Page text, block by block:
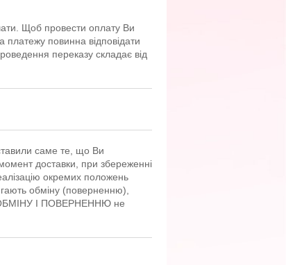
Щоб провести оплату Ви
повинна відповідати
переказу складає від
саме те, що Ви
доставки, при збереженні
окремих положень
обміну (поверненню),
ОБМІНУ І ПОВЕРНЕННЮ не